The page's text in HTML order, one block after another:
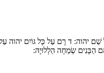
יהוה: ד רָם עַל כָּל גּוֹיִם יהוה
הַבָּנִים שְׂמֵחָה הַלְלוּיָהּ: